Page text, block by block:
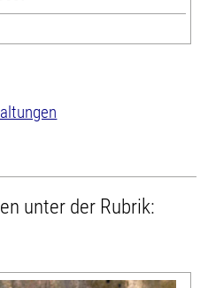
unter der Rubrik: